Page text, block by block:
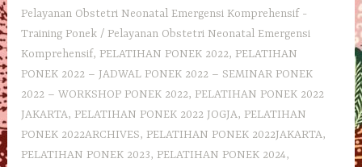
Pelayanan Obstetri Neonatal Emergensi Komprehensif -
Training Ponek / Pelayanan Obstetri Neonatal Emergensi
Komprehensif, PELATIHAN PONEK 2022, PELATIHAN
PONEK 2022 – JADWAL PONEK 2022 – SEMINAR PONEK
2022 – WORKSHOP PONEK 2022, PELATIHAN PONEK 2022
JAKARTA, PELATIHAN PONEK 2022 JOGJA, PELATIHAN
PONEK 2022ARCHIVES, PELATIHAN PONEK 2022JAKARTA,
PELATIHAN PONEK 2023, PELATIHAN PONEK 2024,